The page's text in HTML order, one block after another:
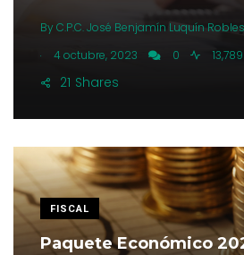
By C.P.C. José Benjamín Luquín Robles
.
4 octubre, 2023 0
Shares
21
FISCAL
Paquete Económico